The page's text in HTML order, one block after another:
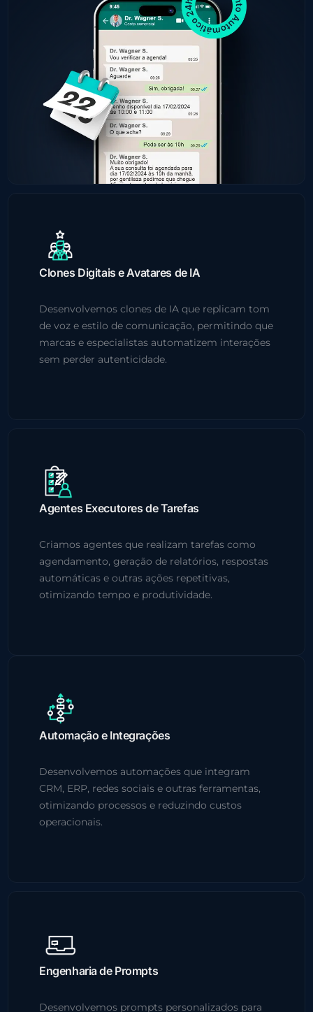
Clones Digitais e Avatares de IA
Desenvolvemos clones de IA que replicam tom
de voz e estilo de comunicação, permitindo que
marcas e especialistas automatizem interações
sem perder autenticidade.
Agentes Executores de Tarefas
Criamos agentes que realizam tarefas como
agendamento, geração de relatórios, respostas
automáticas e outras ações repetitivas,
otimizando tempo e produtividade.
Automação e Integrações
Desenvolvemos automações que integram
CRM, ERP, redes sociais e outras ferramentas,
otimizando processos e reduzindo custos
operacionais.
Engenharia de Prompts
Desenvolvemos prompts personalizados para